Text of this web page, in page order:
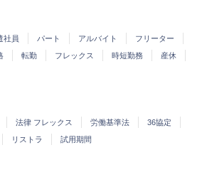
社員 パート アルバイト
フリーター
転勤 フレックス 時短勤務
産休
法律 フレックス 労働基準法
36協定
リストラ 試用期間